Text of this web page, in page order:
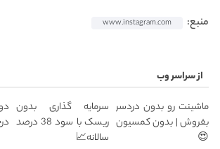
منبع: www.instagram.com
از سراسر وب
ماشینت رو بدون دردسر
بفروش | بدون کمسیون
😍
سرمایه گذاری بدون
ریسک با سود 38 درصد
سالانه📈